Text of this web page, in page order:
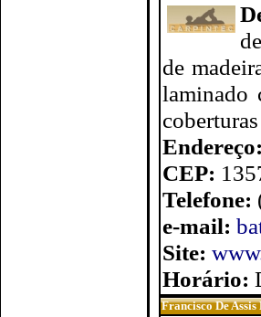
de
laminado
Endereço:
CEP:
Telefone:
e-mail:
Site:
Horário:
Francisco De